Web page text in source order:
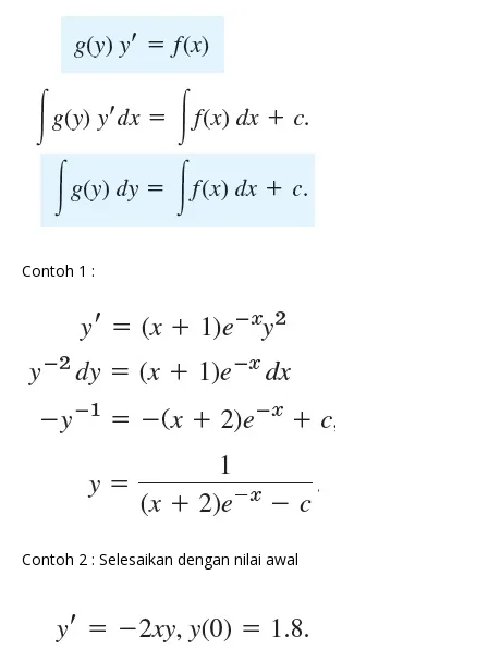
Contoh 1 :
Contoh 2 : Selesaikan dengan nilai awal